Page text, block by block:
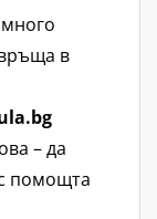
в
– да
помощта